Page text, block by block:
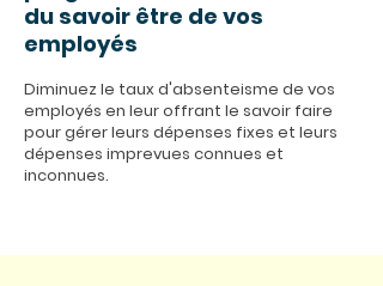
du savoir être de vos
employés
Diminuez le taux d'absenteisme de vos
employés en leur offrant le savoir faire
pour gérer leurs dépenses fixes et leurs
dépenses imprevues connues et
inconnues.